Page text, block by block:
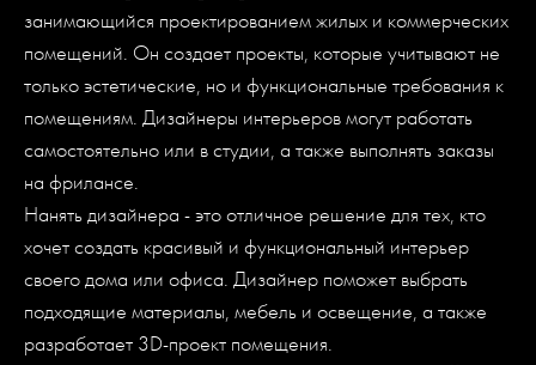
занимающийся проектированием жилых и коммерческих
помещений. Он создает проекты, которые учитывают не
только эстетические, но и функциональные требования к
помещениям. Дизайнеры интерьеров могут работать
самостоятельно или в студии, а также выполнять заказы
на фрилансе.
Нанять дизайнера - это отличное решение для тех, кто
хочет создать красивый и функциональный интерьер
своего дома или офиса. Дизайнер поможет выбрать
подходящие материалы, мебель и освещение, а также
разработает 3D-проект помещения.